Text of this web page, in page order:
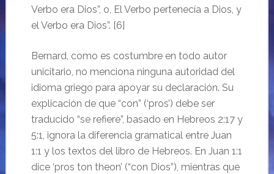
Verbo era Dios”, o, El Verbo pertenecía a Dios, y
el Verbo era Dios”. [6]
Bernard, como es costumbre en todo autor
unicitario, no menciona ninguna autoridad del
idioma griego para apoyar su declaración. Su
explicación de que “con” (‘pros’) debe ser
traducido “se refiere”, basado en Hebreos 2:17 y
5:1, ignora la diferencia gramatical entre Juan
1:1 y los textos del libro de Hebreos. En Juan 1:1
dice ‘pros ton theon’ (“con Dios”), mientras que